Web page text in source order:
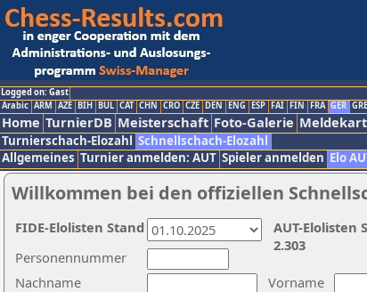
Logged on: Gast
Arabic ARM AZE BIH BUL CAT CHN CRO CZE DEN ENG ESP FAI FIN FRA GER GRE
Home TurnierDB Meisterschaft Foto-Galerie
Turnierschach-Elozahl Schnellschach-Elozahl
Allgemeines Turnier anmelden: AUT Spieler anmelden Elo
Willkommen bei den offiziellen
Nachname
Vorname
Personennummer
AUT-Elolisten
2.303
FIDE-Elolisten Stand